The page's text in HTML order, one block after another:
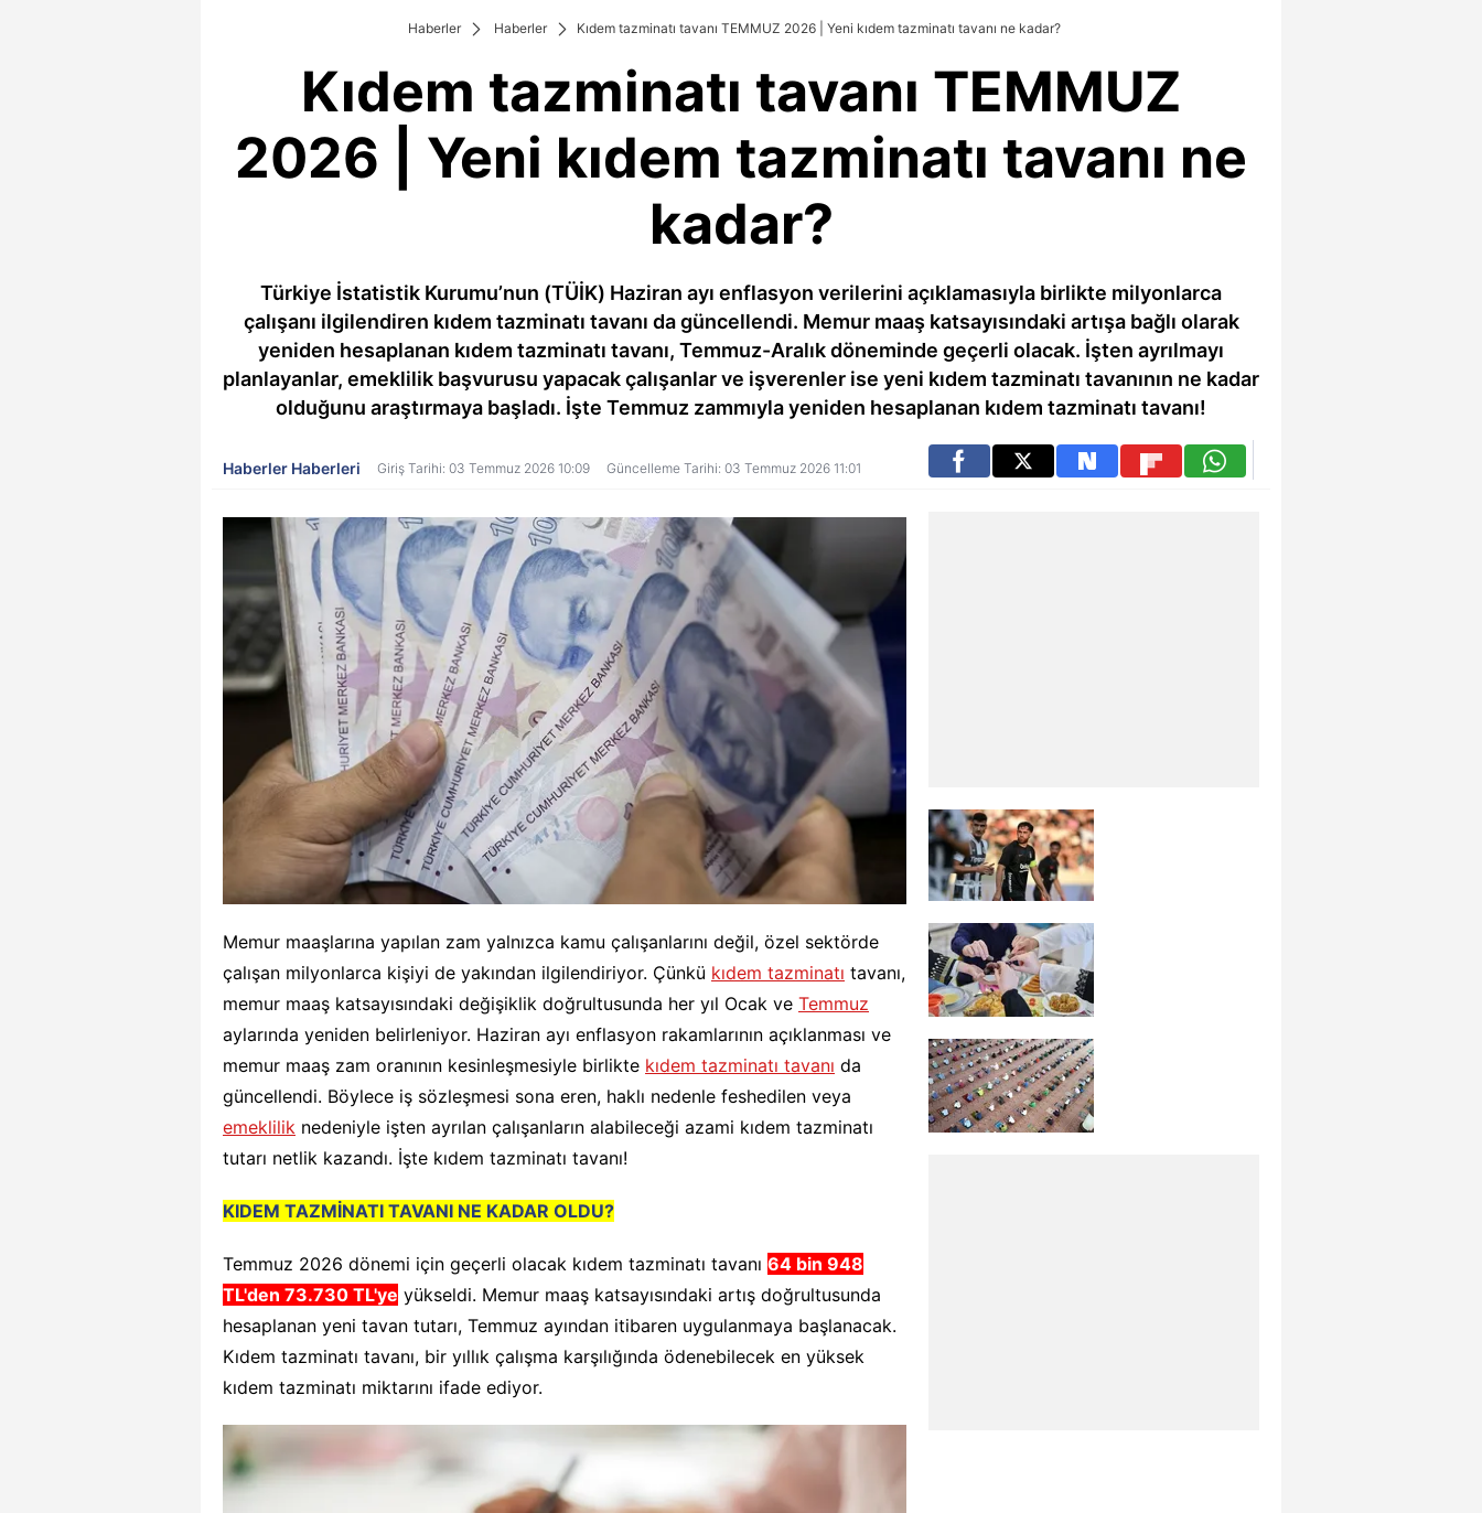
Haberler Haberler Kıdem tazminatı tavanı TEMMUZ 2026 | Yeni kıdem tazminatı tavanı ne kadar?
Kıdem tazminatı tavanı TEMMUZ
2026 | Yeni kıdem tazminatı tavanı ne
kadar?
Türkiye İstatistik Kurumu’nun (TÜİK) Haziran ayı enflasyon verilerini açıklamasıyla birlikte milyonlarca
çalışanı ilgilendiren kıdem tazminatı tavanı da güncellendi. Memur maaş katsayısındaki artışa bağlı olarak
yeniden hesaplanan kıdem tazminatı tavanı, Temmuz-Aralık döneminde geçerli olacak. İşten ayrılmayı
planlayanlar, emeklilik başvurusu yapacak çalışanlar ve işverenler ise yeni kıdem tazminatı tavanının ne kadar
olduğunu araştırmaya başladı. İşte Temmuz zammıyla yeniden hesaplanan kıdem tazminatı tavanı!
Haberler Haberleri Giriş Tarihi: 03 Temmuz 2026 10:09 Güncelleme Tarihi: 03 Temmuz 2026 11:01
Memur maaşlarına yapılan zam yalnızca kamu çalışanlarını değil, özel sektörde
çalışan milyonlarca kişiyi de yakından ilgilendiriyor. Çünkü kıdem tazminatı tavanı,
memur maaş katsayısındaki değişiklik doğrultusunda her yıl Ocak ve Temmuz
aylarında yeniden belirleniyor. Haziran ayı enflasyon rakamlarının açıklanması ve
memur maaş zam oranının kesinleşmesiyle birlikte kıdem tazminatı tavanı da
güncellendi. Böylece iş sözleşmesi sona eren, haklı nedenle feshedilen veya
emeklilik nedeniyle işten ayrılan çalışanların alabileceği azami kıdem tazminatı
tutarı netlik kazandı. İşte kıdem tazminatı tavanı!
KIDEM TAZMİNATI TAVANI NE KADAR OLDU?
Temmuz 2026 dönemi için geçerli olacak kıdem tazminatı tavanı 64 bin 948
TL'den 73.730 TL'ye yükseldi. Memur maaş katsayısındaki artış doğrultusunda
hesaplanan yeni tavan tutarı, Temmuz ayından itibaren uygulanmaya başlanacak.
Kıdem tazminatı tavanı, bir yıllık çalışma karşılığında ödenebilecek en yüksek
kıdem tazminatı miktarını ifade ediyor.